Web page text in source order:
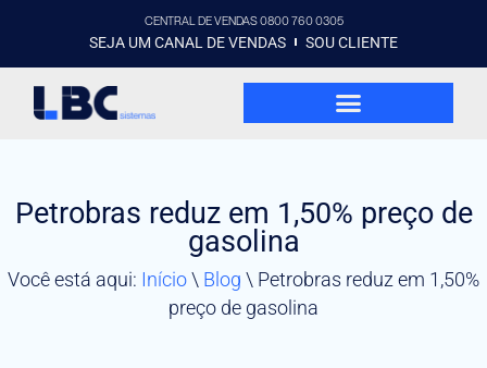
CENTRAL DE VENDAS 0800 760 0305
SEJA UM CANAL DE VENDAS SOU CLIENTE
Petrobras reduz em 1,50% preço de
gasolina
Você está aqui: Início\ Blog \ Petrobras reduz em 1,50%
preço de gasolina